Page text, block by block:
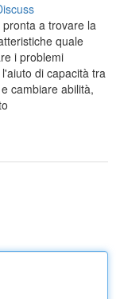
a trovare la
quale
i problemi
di capacità tra
cambiare abilità,